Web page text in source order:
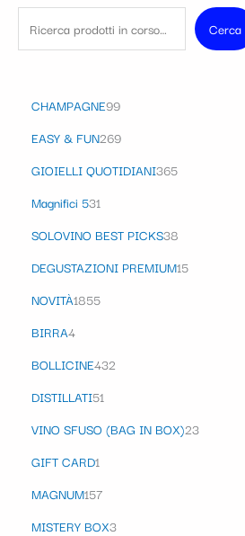
Cerca
CHAMPAGNE99
EASY & FUN269
GIOIELLI QUOTIDIANI365
Magnifici 531
SOLOVINO BEST PICKS38
DEGUSTAZIONI PREMIUM15
NOVITÀ1855
BIRRA4
BOLLICINE432
DISTILLATI51
VINO SFUSO (BAG IN BOX)23
GIFT CARD1
MAGNUM157
MISTERY BOX3